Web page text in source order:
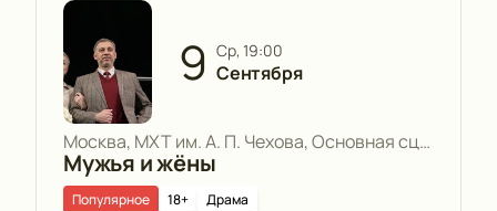
9 ср, 19:00
Сентября
Москва, МХТ им. А. П. Чехова, Основная сцена
Мужья и жёны
18+ Драма
Популярное